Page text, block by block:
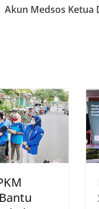
Akun Medsos Ketua